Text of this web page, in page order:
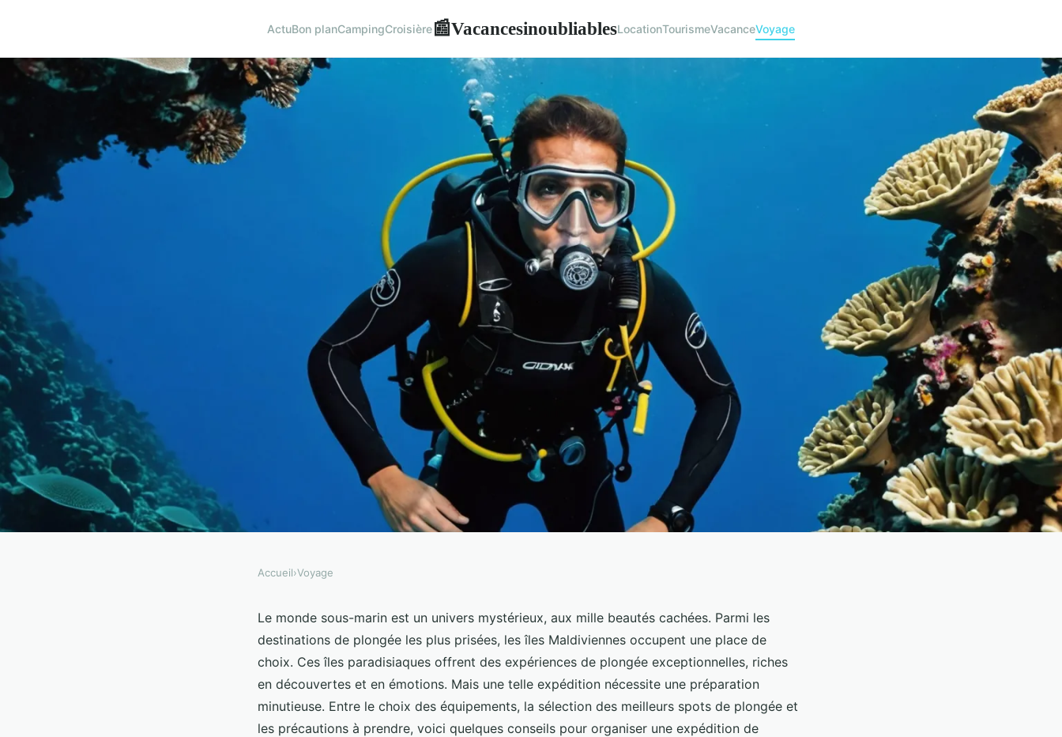
ActuBon planCampingCroisière📰VacancesinoubliablesLocationTourismeVacanceVoyage
Comment organiser une expédition de
plongée sous-marine dans les îles
Maldiviennes : équipements et conseils ?
Accueil›Voyage
Le monde sous-marin est un univers mystérieux, aux mille beautés cachées. Parmi les
destinations de plongée les plus prisées, les îles Maldiviennes occupent une place de
choix. Ces îles paradisiaques offrent des expériences de plongée exceptionnelles, riches
en découvertes et en émotions. Mais une telle expédition nécessite une préparation
minutieuse. Entre le choix des équipements, la sélection des meilleurs spots de plongée et
les précautions à prendre, voici quelques conseils pour organiser une expédition de